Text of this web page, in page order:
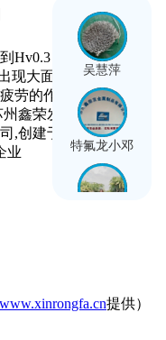
Hv0.3（显微硬度）
现大面积的损伤情况，
劳的作用,如果遭到强
鑫荣发金属制品有限
,创建于2008年,是一家
业
www.xinrongfa.cn提供）
吴慧萍
特氟龙小邓
邓光彩